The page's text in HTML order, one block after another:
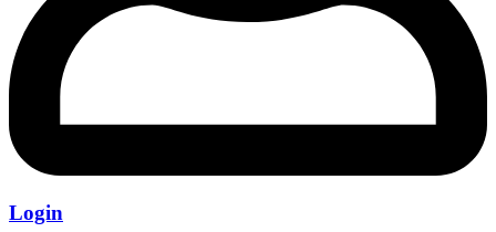
Login